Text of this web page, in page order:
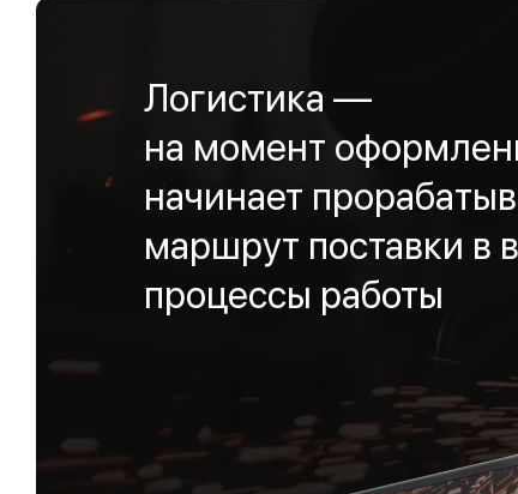
Логистика —
на момент
начинает
маршрут поставки в
процессы работы